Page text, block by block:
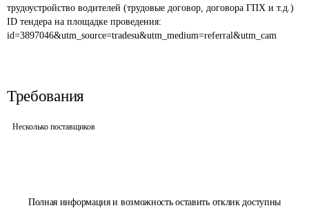
Полная информация и возможность оставить отклик доступны
трудоустройство водителей (трудовые договор, договора ГПХ и т.д.)
ID тендера на площадке проведения:
id=3897046&utm_source=tradesu&utm_medium=referral&utm_cam
Требования
Несколько поставщиков